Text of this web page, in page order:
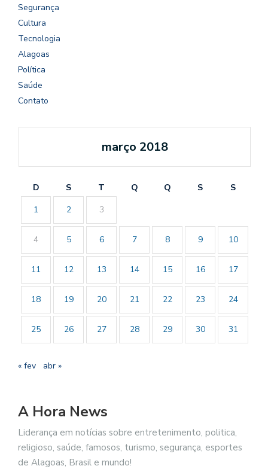
Segurança
Cultura
Tecnologia
Alagoas
Política
Saúde
Contato
março 2018
D S T Q Q S
S
1
2 3
4 5 6 7 8 9 10
11 12 13 14 15 16 17
18 19 20 21 22 23 24
25 26 27 28 29 30 31
« fev abr »
A Hora News
Liderança em notícias sobre entretenimento, politica,
religioso, saúde, famosos, turismo, segurança, esportes
de Alagoas, Brasil e mundo!